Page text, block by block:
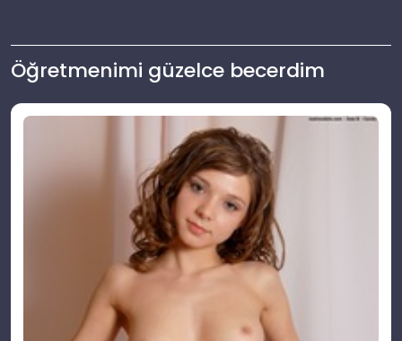
Öğretmenimi güzelce becerdim